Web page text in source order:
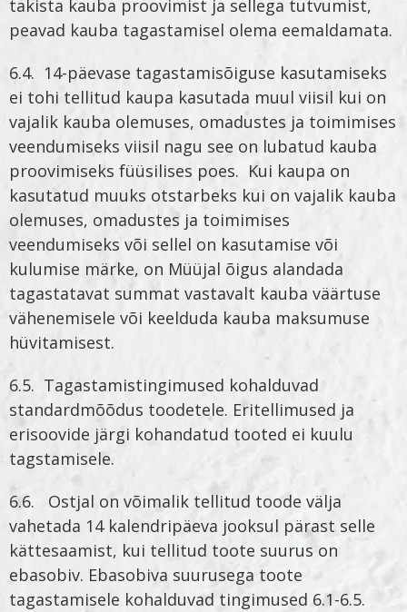
takista kauba proovimist ja sellega tutvumist,
peavad kauba tagastamisel olema eemaldamata.
6.4. 14-päevase tagastamisõiguse kasutamiseks
ei tohi tellitud kaupa kasutada muul viisil kui on
vajalik kauba olemuses, omadustes ja toimimises
veendumiseks viisil nagu see on lubatud kauba
proovimiseks füüsilises poes. Kui kaupa on
kasutatud muuks otstarbeks kui on vajalik kauba
olemuses, omadustes ja toimimises
veendumiseks või sellel on kasutamise või
kulumise märke, on Müüjal õigus alandada
tagastatavat summat vastavalt kauba väärtuse
vähenemisele või keelduda kauba maksumuse
hüvitamisest.
6.5. Tagastamistingimused kohalduvad
standardmõõdus toodetele. Eritellimused ja
erisoovide järgi kohandatud tooted ei kuulu
tagstamisele.
6.6. Ostjal on võimalik tellitud toode välja
vahetada 14 kalendripäeva jooksul pärast selle
kättesaamist, kui tellitud toote suurus on
ebasobiv. Ebasobiva suurusega toote
tagastamisele kohalduvad tingimused 6.1-6.5.